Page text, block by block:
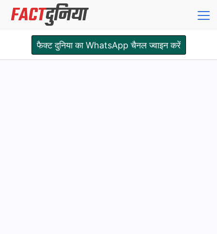
Skip
content
Fact
Dunia
फैक्ट दुनिया का WhatsApp चैनल ज्वाइन करें